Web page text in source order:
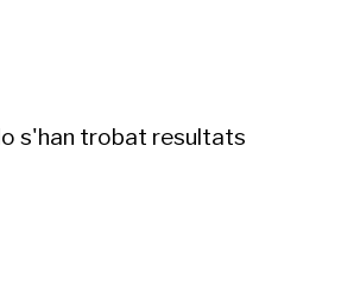
s'han trobat resultats